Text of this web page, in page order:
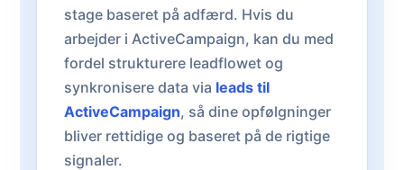
stage baseret på adfærd. Hvis du
arbejder i ActiveCampaign, kan du med
fordel strukturere leadflowet og
synkronisere data via leads til
ActiveCampaign, så dine opfølgninger
bliver rettidige og baseret på de rigtige
signaler.